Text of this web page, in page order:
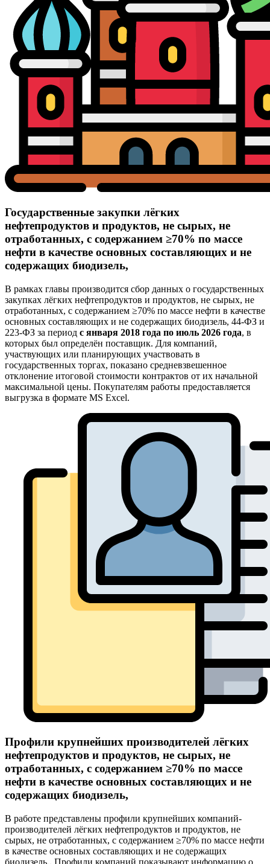
Государственные закупки лёгких
нефтепродуктов и продуктов, не сырых, не
отработанных, с содержанием ≥70% по массе
нефти в качестве основных составляющих и не
содержащих биодизель,
В рамках главы производится сбор данных о государственных
закупках лёгких нефтепродуктов и продуктов, не сырых, не
отработанных, с содержанием ≥70% по массе нефти в качестве
основных составляющих и не содержащих биодизель, 44-ФЗ и
223-ФЗ за период с января 2018 года по июль 2026 года, в
которых был определён поставщик. Для компаний,
участвующих или планирующих участвовать в
государственных торгах, показано средневзвешенное
отклонение итоговой стоимости контрактов от их начальной
максимальной цены. Покупателям работы предоставляется
выгрузка в формате MS Excel.
Профили крупнейших производителей лёгких
нефтепродуктов и продуктов, не сырых, не
отработанных, с содержанием ≥70% по массе
нефти в качестве основных составляющих и не
содержащих биодизель,
В работе представлены профили крупнейших компаний-
производителей лёгких нефтепродуктов и продуктов, не
сырых, не отработанных, с содержанием ≥70% по массе нефти
в качестве основных составляющих и не содержащих
биодизель,. Профили компаний показывают информацию о